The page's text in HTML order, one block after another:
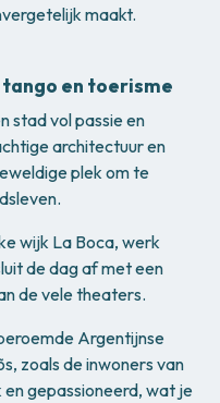
maakt.
en toerisme
stad vol passie en
architectuur en
plek om te
wijk La Boca, werk
de dag af met een
de vele theaters.
Argentijnse
zoals de inwoners van
en gepassioneerd, wat je